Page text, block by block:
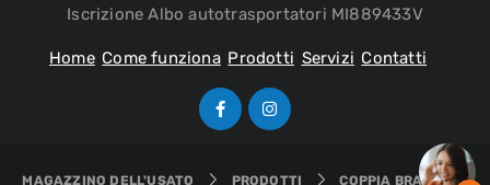
Iscrizione Albo autotrasportatori MI889433V
Home Come funziona Prodotti Servizi Contatti
MAGAZZINO DELL'USATO PRODOTTI COPPIA BRACCIALI